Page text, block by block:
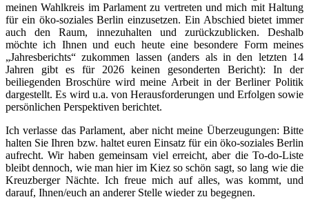
meinen Wahlkreis im Parlament zu vertreten und mich mit Haltung
für ein öko-soziales Berlin einzusetzen. Ein Abschied bietet immer
auch den Raum, innezuhalten und zurückzublicken. Deshalb
möchte ich Ihnen und euch heute eine besondere Form meines
„Jahresberichts“ zukommen lassen (anders als in den letzten 14
Jahren gibt es für 2026 keinen gesonderten Bericht): In der
beiliegenden Broschüre wird meine Arbeit in der Berliner Politik
dargestellt. Es wird u.a. von Herausforderungen und Erfolgen sowie
persönlichen Perspektiven berichtet.
Ich verlasse das Parlament, aber nicht meine Überzeugungen: Bitte
halten Sie Ihren bzw. haltet euren Einsatz für ein öko-soziales Berlin
aufrecht. Wir haben gemeinsam viel erreicht, aber die To-do-Liste
bleibt dennoch, wie man hier im Kiez so schön sagt, so lang wie die
Kreuzberger Nächte. Ich freue mich auf alles, was kommt, und
darauf, Ihnen/euch an anderer Stelle wieder zu begegnen.